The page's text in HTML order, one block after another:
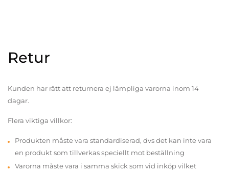
Retur
Kunden har rätt att returnera ej lämpliga varorna inom 14
dagar.
Flera viktiga villkor:
Produkten måste vara standardiserad, dvs det kan inte vara
en produkt som tillverkas speciellt mot beställning
Varorna måste vara i samma skick som vid inköp vilket